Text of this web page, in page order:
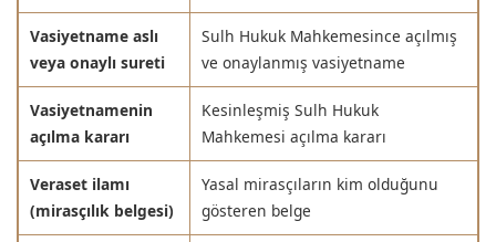
Vasiyetname aslı
veya onaylı sureti
Sulh Hukuk Mahkemesince açılmış
ve onaylanmış vasiyetname
Vasiyetnamenin
açılma kararı
Kesinleşmiş Sulh Hukuk
Mahkemesi açılma kararı
Veraset ilamı
(mirasçılık belgesi)
Yasal mirasçıların kim olduğunu
gösteren belge